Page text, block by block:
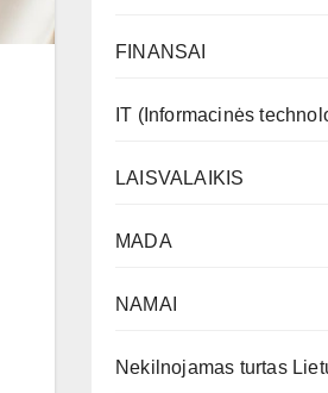
FINANSAI
IT (Informacinės
LAISVALAIKIS
MADA
NAMAI
Nekilnojamas turtas